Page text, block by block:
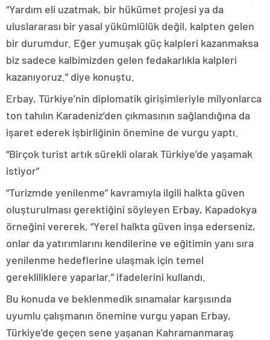
“Yardım eli uzatmak, bir hükümet projesi ya da
uluslararası bir yasal yükümlülük değil, kalpten gelen
bir durumdur. Eğer yumuşak güç kalpleri kazanmaksa
biz sadece kalbimizden gelen fedakarlıkla kalpleri
kazanıyoruz.” diye konuştu.
Erbay, Türkiye’nin diplomatik girişimleriyle milyonlarca
ton tahılın Karadeniz’den çıkmasının sağlandığına da
işaret ederek işbirliğinin önemine de vurgu yaptı.
“Birçok turist artık sürekli olarak Türkiye’de yaşamak
istiyor”
“Turizmde yenilenme” kavramıyla ilgili halkta güven
oluşturulması gerektiğini söyleyen Erbay, Kapadokya
örneğini vererek, “Yerel halkta güven inşa ederseniz,
onlar da yatırımlarını kendilerine ve eğitimin yanı sıra
yenilenme hedeflerine ulaşmak için temel
gerekliliklere yaparlar.” ifadelerini kullandı.
Bu konuda ve beklenmedik sınamalar karşısında
uyumlu çalışmanın önemine vurgu yapan Erbay,
Türkiye’de geçen sene yaşanan Kahramanmaraş